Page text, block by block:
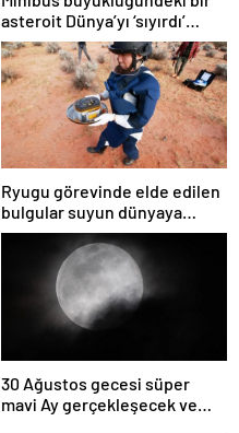
asteroit Dünya’yı ‘sıyırdı’
geçti
Ryugu görevinde elde edilen
bulgular suyun dünyaya
asteroitlerce getirilmiş
olabileceğini gösteriyor
30 Ağustos gecesi süper
mavi Ay gerçekleşecek ve